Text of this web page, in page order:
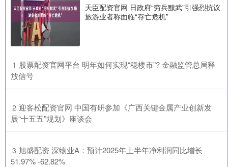
天臣配资官网 日政府“穷兵黩武”引强烈抗议
旅游业者称面临“存亡危机”
1 ​股票配资官网平台 明年如何实现“稳楼市”? 金融监管总局释
放信号
2 ​迎客松配资官网 中国有研参加《广西关键金属产业创新发
展“十五五”规划》座谈会
3 ​旭盛配资 深物业A：预计2025年上半年净利润同比增长
51.97% -62.82%